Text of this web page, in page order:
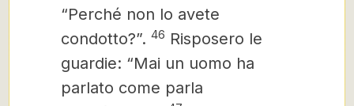
“Perché non lo avete
condotto?”. 46 Risposero le
guardie: “Mai un uomo ha
parlato come parla